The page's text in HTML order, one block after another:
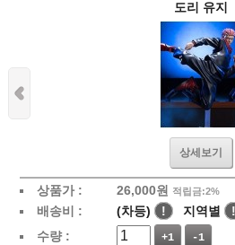
도리 유지
상세보기
상품가 : 26,000원 적립금:2%
배송비 : (차등) ! 지역별
!
수량 :
+1 -1